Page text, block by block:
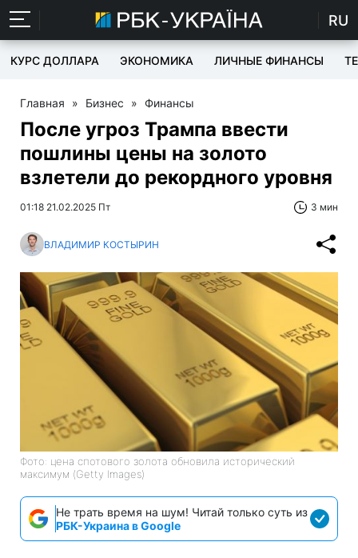
RU
КУРС ДОЛЛАРА ЭКОНОМИКА ЛИЧНЫЕ ФИНАНСЫ
Главная » Бизнес » Финансы
После угроз Трампа ввести
пошлины цены на золото
взлетели до рекордного уровня
01:18 21.02.2025 Пт 3 мин
ВЛАДИМИР КОСТЫРИН
Фото: цена спотового золота обновила исторический
максимум (Getty Images)
Не трать время на шум! Читай только суть из
РБК-Украина в Google